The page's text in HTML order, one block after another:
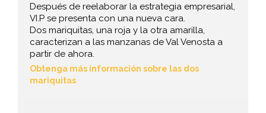
Después de reelaborar la estrategia empresarial,
VI.P se presenta con una nueva cara.
Dos mariquitas, una roja y la otra amarilla,
caracterizan a las manzanas de Val Venosta a
partir de ahora.
Obtenga más información sobre las dos
mariquitas